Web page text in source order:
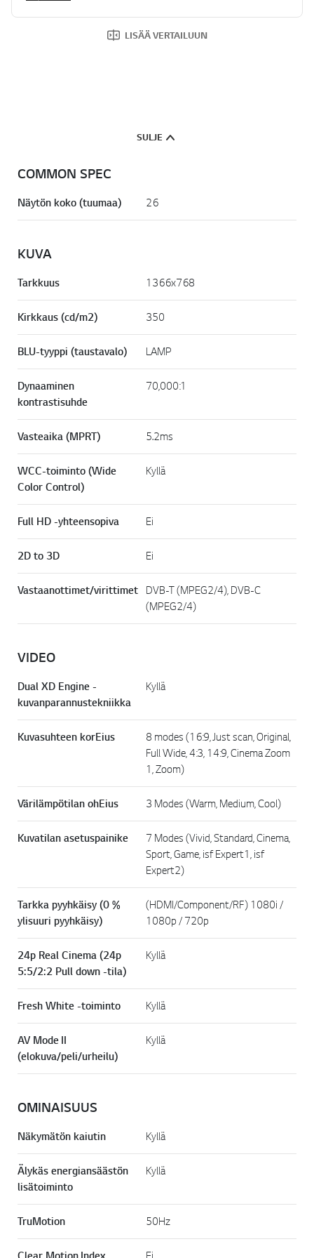
LISÄÄ VERTAILUUN
SULJE
COMMON SPEC
Näytön koko (tuumaa) 26
KUVA
Tarkkuus 1366x768
Kirkkaus (cd/m2) 350
BLU-tyyppi (taustavalo) LAMP
Dynaaminen
kontrastisuhde
70,000:1
Vasteaika (MPRT) 5.2ms
WCC-toiminto (Wide
Color Control)
Kyllä
Full HD -yhteensopiva Ei
2D to 3D Ei
Vastaanottimet/virittimet DVB-T (MPEG2/4), DVB-C
(MPEG2/4)
VIDEO
Dual XD Engine -
kuvanparannustekniikka
Kyllä
Kuvasuhteen korEius
8 modes (16:9, Just scan, Original,
Full Wide, 4:3, 14:9, Cinema Zoom
1, Zoom)
Värilämpötilan ohEius 3 Modes (Warm, Medium, Cool)
Kuvatilan asetuspainike
7 Modes (Vivid, Standard, Cinema,
Sport, Game, isf Expert1, isf
Expert2)
Tarkka pyyhkäisy (0 %
ylisuuri pyyhkäisy)
(HDMI/Component/RF) 1080i /
1080p / 720p
24p Real Cinema (24p
5:5/2:2 Pull down -tila)
Kyllä
Fresh White -toiminto Kyllä
AV Mode II
(elokuva/peli/urheilu)
Kyllä
OMINAISUUS
Näkymätön kaiutin Kyllä
Älykäs energiansäästön
lisätoiminto
Kyllä
TruMotion 50Hz
Ei